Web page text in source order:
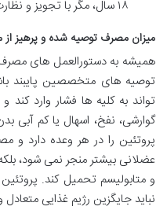
۱۸ سال، مگر با تجویز و نظارت پزشک، توصیه نمی شود.
میزان مصرف توصیه شده و پرهیز
همیشه به دستورالعمل های
توصیه های متخصصین پایبند
تواند به کلیه ها فشار وارد
گوارشی، نفخ، اسهال یا کم آبی
پروتئین را در هر وعده دارد و
عضلانی بیشتر منجر نمی شود،
و متابولیسم تحمیل کند.
نباید جایگزین رژیم غذایی